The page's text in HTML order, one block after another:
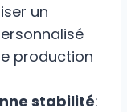
un
production
stabilité: